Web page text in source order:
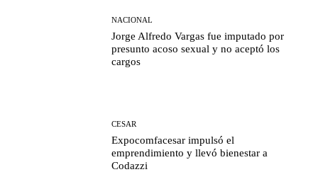
NACIONAL
Jorge Alfredo Vargas fue imputado por
presunto acoso sexual y no aceptó los
cargos
CESAR
Expocomfacesar impulsó el
emprendimiento y llevó bienestar a
Codazzi